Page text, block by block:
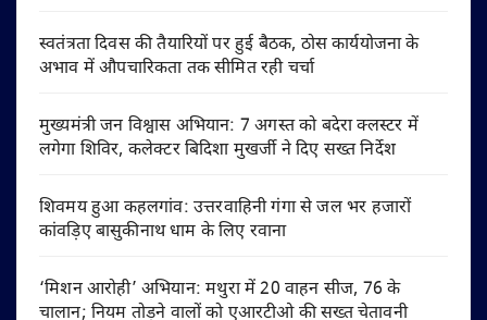
स्वतंत्रता दिवस की तैयारियों पर हुई बैठक, ठोस कार्ययोजना के
अभाव में औपचारिकता तक सीमित रही चर्चा
मुख्यमंत्री जन विश्वास अभियान: 7 अगस्त को बदेरा क्लस्टर में
लगेगा शिविर, कलेक्टर बिदिशा मुखर्जी ने दिए सख्त निर्देश
शिवमय हुआ कहलगांव: उत्तरवाहिनी गंगा से जल भर हजारों
कांवड़िए बासुकीनाथ धाम के लिए रवाना
‘मिशन आरोही’ अभियान: मथुरा में 20 वाहन सीज, 76 के
चालान; नियम तोड़ने वालों को एआरटीओ की सख्त चेतावनी